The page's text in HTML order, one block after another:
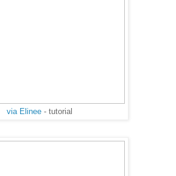
via Elinee - tutorial